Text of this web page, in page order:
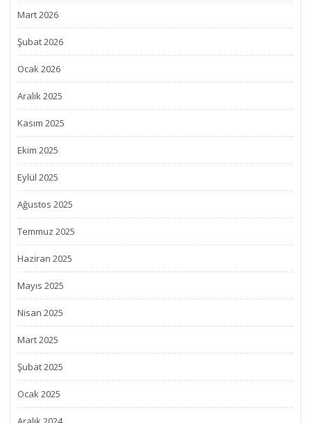
Mart 2026
Şubat 2026
Ocak 2026
Aralık 2025
Kasım 2025
Ekim 2025
Eylül 2025
Ağustos 2025
Temmuz 2025
Haziran 2025
Mayıs 2025
Nisan 2025
Mart 2025
Şubat 2025
Ocak 2025